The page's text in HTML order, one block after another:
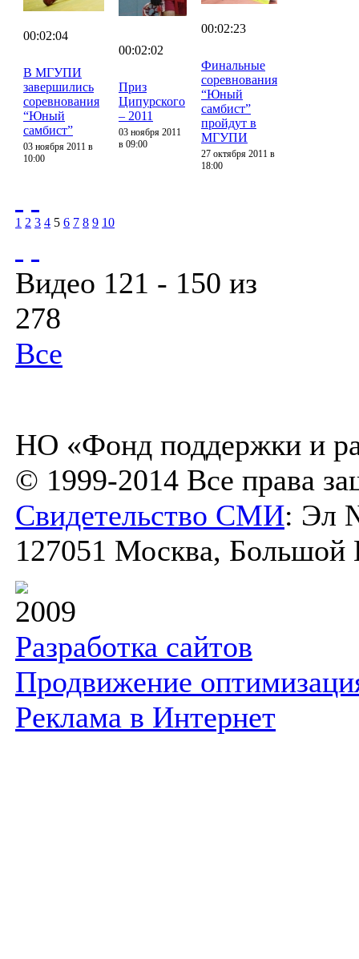
00:02:04
В МГУПИ
завершились
соревнования
“Юный
самбист”
03 ноября 2011 в
10:00
00:02:02
Приз
Ципурского
– 2011
03 ноября 2011
в 09:00
00:02:23
Финальные
соревнования
“Юный
самбист”
пройдут в
МГУПИ
27 октября 2011 в
18:00
1 2 3 4 5 6 7 8 9 10
Видео 121 - 150 из
278
Все
НО «Фонд поддержки и
© 1999-2014 Все права
Свидетельство СМИ: Эл
127051 Москва, Большой
2009
Разработка сайтов
Продвижение
Реклама в Интернет